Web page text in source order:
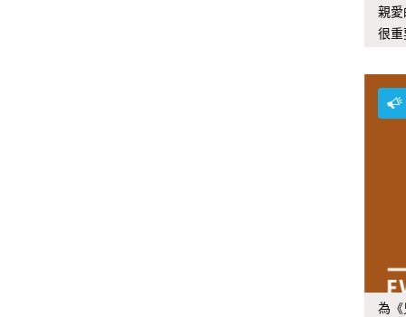
親
很重
為《